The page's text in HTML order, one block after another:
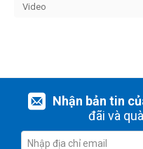
Video
Nhận bản tin
đãi và